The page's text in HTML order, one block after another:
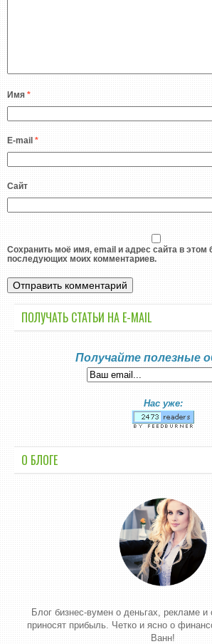
Имя *
E-mail *
Сайт
Сохранить моё имя, email и адрес сайта в этом
последующих моих комментариев.
ПОЛУЧАТЬ СТАТЬИ НА E-MАIL
Получайте полезные
Нас уже:
О БЛОГЕ
Блог бизнес-вумен о деньгах, рекламе и
приносят прибыль. Четко и ясно о
Ванн!